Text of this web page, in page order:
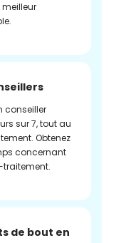
conseiller
sur 7, tout au
Obtenez
concernant
traitement.
de bout en